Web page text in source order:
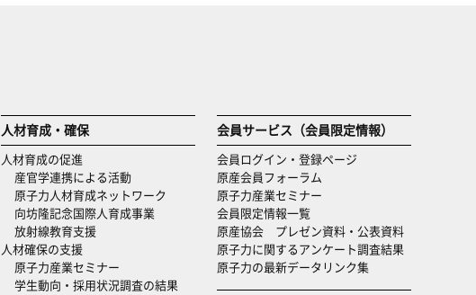
人材育成・確保
人材育成の促進
産官学連携による活動
原子力人材育成ネットワーク
向坊隆記念国際人育成事業
放射線教育支援
人材確保の支援
原子力産業セミナー
学生動向・採用状況調査の結果
会員サービス（会員限定情報）
会員ログイン・登録ページ
原産会員フォーラム
原子力産業セミナー
会員限定情報一覧
原産協会 プレゼン資料・公表資料
原子力に関するアンケート調査結果
原子力の最新データリンク集